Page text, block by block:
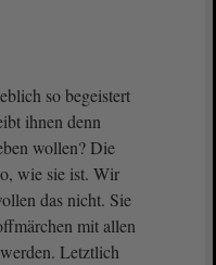
so begeistert
ihnen denn
wollen? Die
wie sie ist. Wir
das nicht. Sie
mit allen
Letztlich